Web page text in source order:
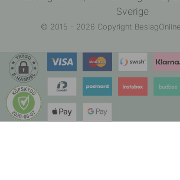
Sverige
© 2015 - 2026 Copyright